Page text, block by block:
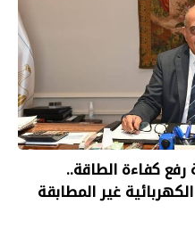
رفع كفاءة الطاقة..
غير المطابقة